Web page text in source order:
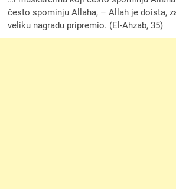
često spominju Allaha, – Allah je doista,
veliku nagradu pripremio. (El-Ahzab, 35)